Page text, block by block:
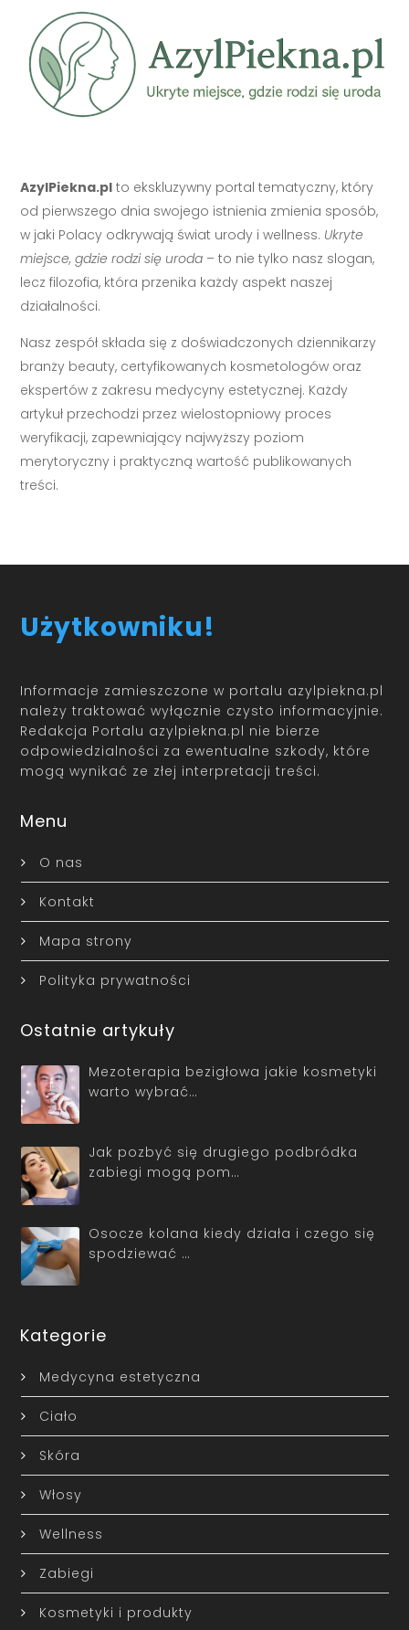
AzylPiekna.pl to ekskluzywny portal tematyczny, który
od pierwszego dnia swojego istnienia zmienia sposób,
w jaki Polacy odkrywają świat urody i wellness. Ukryte
miejsce, gdzie rodzi się uroda – to nie tylko nasz slogan,
lecz filozofia, która przenika każdy aspekt naszej
działalności.
Nasz zespół składa się z doświadczonych dziennikarzy
branży beauty, certyfikowanych kosmetologów oraz
ekspertów z zakresu medycyny estetycznej. Każdy
artykuł przechodzi przez wielostopniowy proces
weryfikacji, zapewniający najwyższy poziom
merytoryczny i praktyczną wartość publikowanych
treści.
Użytkowniku!
Informacje zamieszczone w portalu azylpiekna.pl
należy traktować wyłącznie czysto informacyjnie.
Redakcja Portalu azylpiekna.pl nie bierze
odpowiedzialności za ewentualne szkody, które
mogą wynikać ze złej interpretacji treści.
Menu
O nas
Kontakt
Mapa strony
Polityka prywatności
Ostatnie artykuły
Mezoterapia bezigłowa jakie kosmetyki
warto wybrać…
Jak pozbyć się drugiego podbródka
zabiegi mogą pom…
Osocze kolana kiedy działa i czego się
spodziewać …
Kategorie
Medycyna estetyczna
Ciało
Skóra
Włosy
Wellness
Zabiegi
Kosmetyki i produkty